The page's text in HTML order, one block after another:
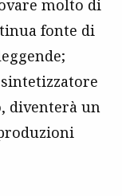
molto di
fonte di
diventerà un